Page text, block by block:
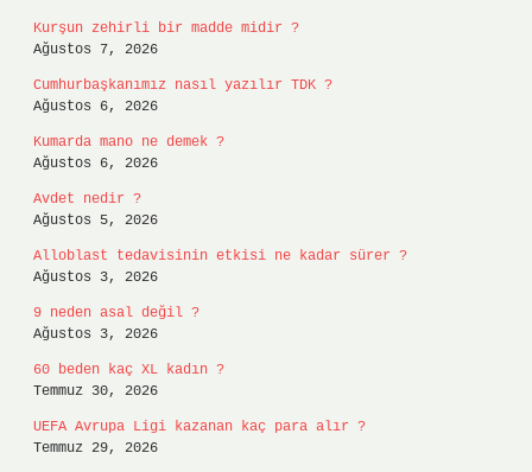
Kurşun zehirli bir madde midir ?
Ağustos 7, 2026
Cumhurbaşkanımız nasıl yazılır TDK ?
Ağustos 6, 2026
Kumarda mano ne demek ?
Ağustos 6, 2026
Avdet nedir ?
Ağustos 5, 2026
Alloblast tedavisinin etkisi ne kadar sürer ?
Ağustos 3, 2026
9 neden asal değil ?
Ağustos 3, 2026
60 beden kaç XL kadın ?
Temmuz 30, 2026
UEFA Avrupa Ligi kazanan kaç para alır ?
Temmuz 29, 2026